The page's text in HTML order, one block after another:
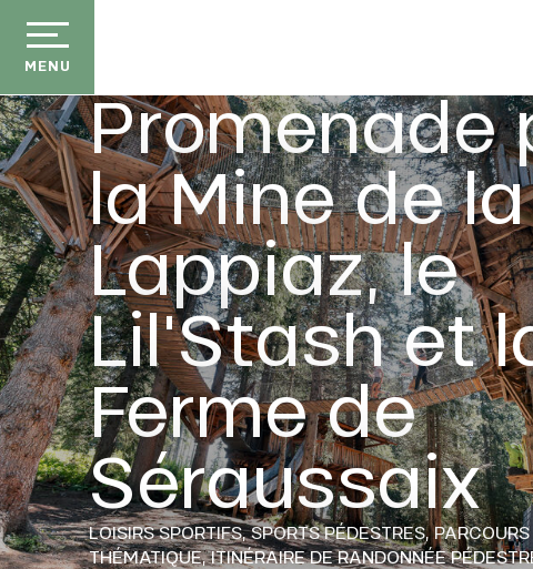
contenu
principal
MENU
Promenade
la Mine de la
Lappiaz, le
Lil'Stash et
Ferme de
Séraussaix
LOISIRS SPORTIFS,SPORTS PÉDESTRES,
THÉMATIQUE,ITINÉRAIRE DE RANDONNÉE